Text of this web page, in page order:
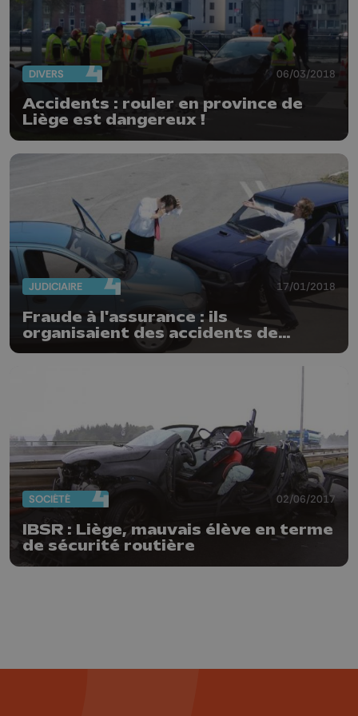
DIVERS 06/03/2018
Accidents : rouler en province de
Liège est dangereux !
JUDICIAIRE 17/01/2018
Fraude à l'assurance : ils
organisaient des accidents de
voitures !
SOCIÉTÉ 02/06/2017
IBSR : Liège, mauvais élève en terme
de sécurité routière